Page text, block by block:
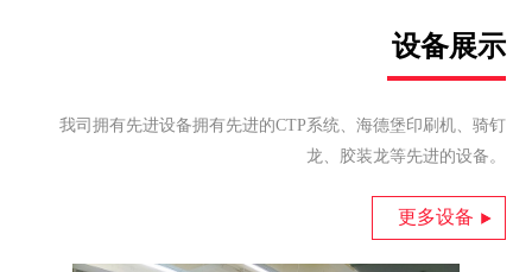
设备展示
我司拥有先进设备拥有先进的CTP系统、海德堡印刷机、骑钉
龙、胶装龙等先进的设备。
更多设备